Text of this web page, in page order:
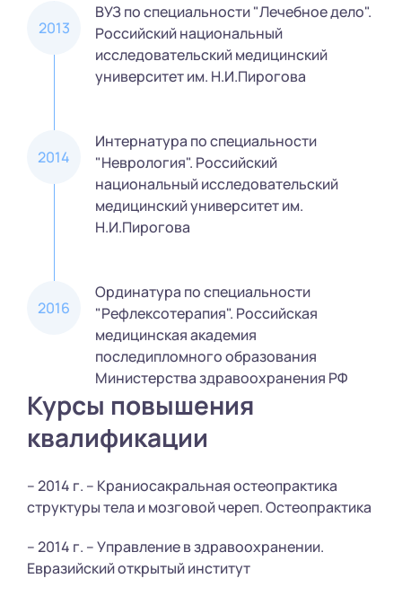
2013
ВУЗ по специальности "Лечебное дело".
Российский национальный
исследовательский медицинский
университет им. Н.И.Пирогова
2014
Интернатура по специальности
"Неврология". Российский
национальный исследовательский
медицинский университет им.
Н.И.Пирогова
2016
Ординатура по специальности
"Рефлексотерапия". Российская
медицинская академия
последипломного образования
Министерства здравоохранения РФ
Курсы повышения
квалификации
– 2014 г. – Краниосакральная остеопрактика
структуры тела и мозговой череп. Остеопрактика
– 2014 г. – Управление в здравоохранении.
Евразийский открытый институт